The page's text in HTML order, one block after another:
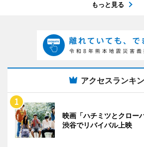
もっと見る
アクセスランキ
映画「ハチミツとクロー
渋谷でリバイバル上映